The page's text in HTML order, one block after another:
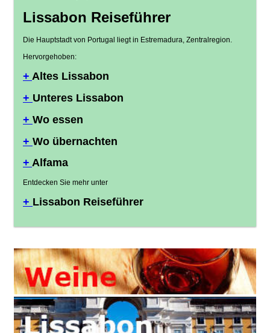
Lissabon Reiseführer
Die Hauptstadt von Portugal liegt in Estremadura, Zentralregion.
Hervorgehoben:
+ Altes Lissabon
+ Unteres Lissabon
+ Wo essen
+ Wo übernachten
+ Alfama
Entdecken Sie mehr unter
+ Lissabon Reiseführer